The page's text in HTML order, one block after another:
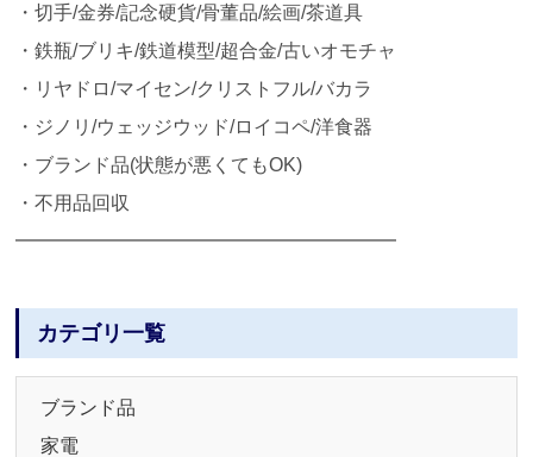
・切手/金券/記念硬貨/骨董品/絵画/茶道具
・鉄瓶/ブリキ/鉄道模型/超合金/古いオモチャ
・リヤドロ/マイセン/クリストフル/バカラ
・ジノリ/ウェッジウッド/ロイコペ/洋食器
・ブランド品(状態が悪くてもOK)
・不用品回収
━━━━━━━━━━━━━━━━━━━━
カテゴリ一覧
ブランド品
家電